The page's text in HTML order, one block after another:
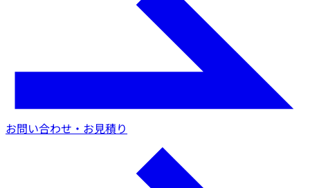
お問い合わせ・お見積り